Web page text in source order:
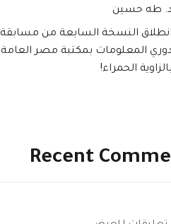
د. طه حسين
انطلاق النسخة السابعة من مسابقة
دوري المعلومات بمكتبة مصر العامة
بالزاوية الحمراء!
Recent